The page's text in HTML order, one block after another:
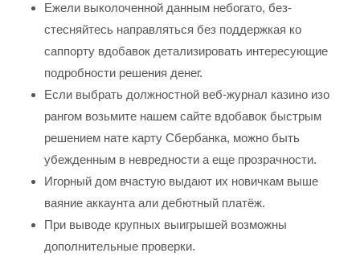
Ежели выколоченной данным небогато, без-
стесняйтесь направляться без поддержкая ко
саппорту вдобавок детализировать интересующие
подробности решения денег.
Если выбрать должностной веб-журнал казино изо
рангом возьмите нашем сайте вдобавок быстрым
решением нате карту Сбербанка, можно быть
убежденным в невредности а еще прозрачности.
Игорный дом вчастую выдают их новичкам выше
ваяние аккаунта али дебютный платёж.
При выводе крупных выигрышей возможны
дополнительные проверки.